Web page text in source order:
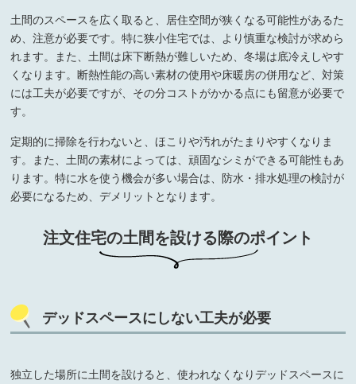
土間のスペースを広く取ると、居住空間が狭くなる可能性があるた
め、注意が必要です。特に狭小住宅では、より慎重な検討が求めら
れます。また、土間は床下断熱が難しいため、冬場は底冷えしやす
くなります。断熱性能の高い素材の使用や床暖房の併用など、対策
には工夫が必要ですが、その分コストがかかる点にも留意が必要で
す。
定期的に掃除を行わないと、ほこりや汚れがたまりやすくなりま
す。また、土間の素材によっては、頑固なシミができる可能性もあ
ります。特に水を使う機会が多い場合は、防水・排水処理の検討が
必要になるため、デメリットとなります。
注文住宅の土間を設ける際のポイント
デッドスペースにしない工夫が必要
独立した場所に土間を設けると、使われなくなりデッドスペースに